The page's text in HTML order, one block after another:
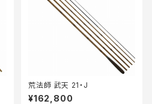
荒法師 武天 21・J
¥162,800